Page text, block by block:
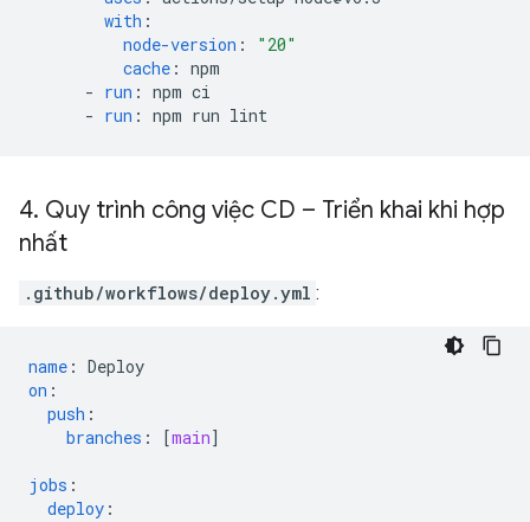
with :
node-version :
"20"
cache : npm
- run : npm ci
- run : npm run lint
4. Quy trình công việc CD – Triển khai khi hợp
nhất
.github/workflows/deploy.yml :
name : Deploy
on :
push :
branches : [main]
jobs :
deploy :